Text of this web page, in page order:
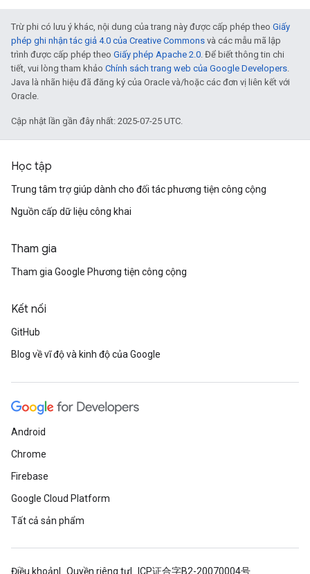
Trừ phi có lưu ý khác, nội dung của trang này được cấp phép theo Giấy
phép ghi nhận tác giả 4.0 của Creative Commons và các mẫu mã lập
trình được cấp phép theo Giấy phép Apache 2.0. Để biết thông tin chi
tiết, vui lòng tham khảo Chính sách trang web của Google Developers.
Java là nhãn hiệu đã đăng ký của Oracle và/hoặc các đơn vị liên kết với
Oracle.
Cập nhật lần gần đây nhất: 2025-07-25 UTC.
Học tập
Trung tâm trợ giúp dành cho đối tác phương tiện công cộng
Nguồn cấp dữ liệu công khai
Tham gia
Tham gia Google Phương tiện công cộng
Kết nối
GitHub
Blog về vĩ độ và kinh độ của Google
Android
Chrome
Firebase
Google Cloud Platform
Tất cả sản phẩm
Điều khoản Quyền riêng tư ICP证合字B2-20070004号